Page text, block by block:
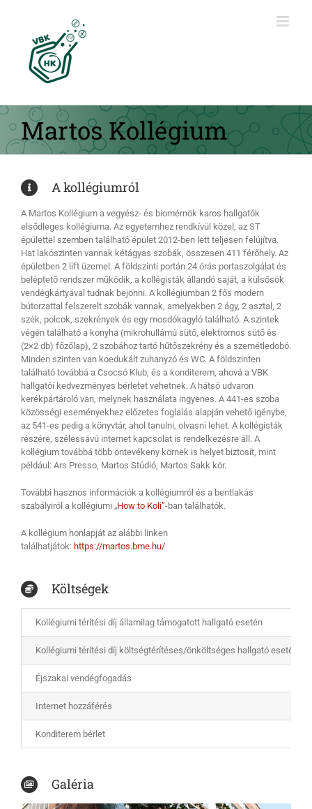
Martos Kollégium
A kollégiumról
A Martos Kollégium a vegyész- és biomérnök karos hallgatók
elsődleges kollégiuma. Az egyetemhez rendkívül közel, az ST
épülettel szemben található épület 2012-ben lett teljesen felújítva.
Hat lakószinten vannak kétágyas szobák, összesen 411 férőhely. Az
épületben 2 lift üzemel. A földszinti portán 24 órás portaszolgálat és
beléptető rendszer működik, a kollégisták állandó saját, a külsősök
vendégkártyával tudnak bejönni. A kollégiumban 2 fős modern
bútorzattal felszerelt szobák vannak, amelyekben 2 ágy, 2 asztal, 2
szék, polcok, szekrények és egy mosdókagyló található. A szintek
végén található a konyha (mikrohullámú sütő, elektromos sütő és
(2×2 db) főzőlap), 2 szobához tartó hűtőszekrény és a szemétledobó.
Minden szinten van koedukált zuhanyzó és WC. A földszinten
található továbbá a Csocsó Klub, és a konditerem, ahová a VBK
hallgatói kedvezményes bérletet vehetnek. A hátsó udvaron
kerékpártároló van, melynek használata ingyenes. A 441-es szoba
közösségi eseményekhez előzetes foglalás alapján vehető igénybe,
az 541-es pedig a könyvtár, ahol tanulni, olvasni lehet. A kollégisták
részére, szélessávú internet kapcsolat is rendelkezésre áll. A
kollégium továbbá több öntevékeny körnek is helyet biztosít, mint
például: Ars Presso, Martos Stúdió, Martos Sakk kör.
További hasznos információk a kollégiumról és a bentlakás
szabályiról a kollégiumi „How to Koli”-ban találhatók.
A kollégium honlapját az alábbi linken
találhatjátok: https://martos.bme.hu/
Költségek
Kollégiumi térítési díj államilag támogatott hallgató esetén
Kollégiumi térítési díj költségtérítéses/önköltséges hallgató esetén
Éjszakai vendégfogadás
Internet hozzáférés
Konditerem bérlet
Galéria